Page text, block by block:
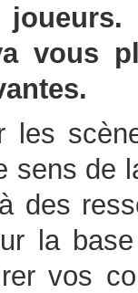
vous
les
sens de
des
la
vos